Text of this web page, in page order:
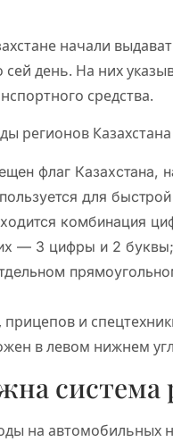
начали
сей день. На них
средства.
регионов
флаг Казахстана,
для
комбинация
— 3 цифры и 2 буквы;
и
в левом нижнем
система
на автомобильных